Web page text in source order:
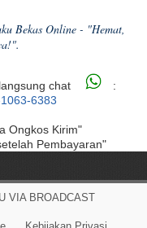
Bekas Online - "Hemat,
chat
:
6383
Ongkos Kirim"
Pembayaran"
VIA BROADCAST